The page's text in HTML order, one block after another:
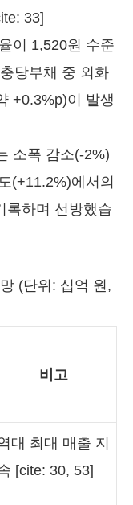
33]
이 1,520원 수준
당부채 중 외화
+0.3%p)이 발생
소폭 감소(-2%)
(+11.2%)에서의
록하며 선방했습
(단위: 십억 원,
비고
대 최대 매출 지
[cite: 30, 53]